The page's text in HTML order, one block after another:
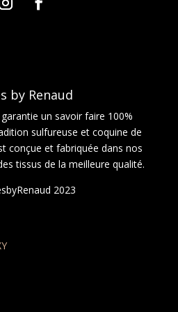
by Renaud
un savoir faire 100%
sulfureuse et coquine de
conçue et fabriquée dans nos
tissus de la meilleure qualité.
2023